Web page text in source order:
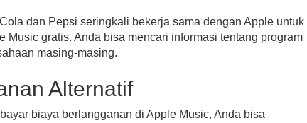
dan Pepsi seringkali bekerja sama dengan Apple untuk
Music gratis. Anda bisa mencari informasi tentang program
masing-masing.
Alternatif
biaya berlangganan di Apple Music, Anda bisa